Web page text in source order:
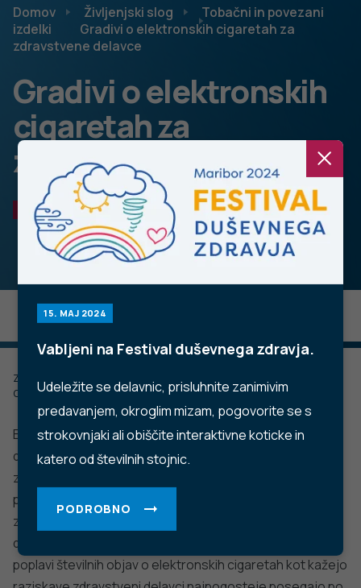
15. MAJ 2024
Vabljeni na Festival duševnega zdravja.
Udeležite se delavnic, prisluhnite zanimivim
predavanjem, okroglim mizam, pogovorite se s
strokovnjaki ali obiščite interaktivne koticke in
katero od številnih stojnic.
PODROBNO
Domov Življenjski slog
Tobačni in povezani
izdelki
Gradivi o elektronskih cigaretah za
zdravstvene delavce
Gradivi o elektronskih
cigaretah za
zdravstvene delavce
TOBAČNI IN POVEZANI IZDELKI
Zadnje posodobljeno: 16.12.2022
Objavljeno: 07.04.2020
Elektronske cigarete so novejši izdelki, namenjeni
dovajanju nikotina. Številne raziskave kažejo, da se
znaten delež zdravstvenih delavcev sooča z vprašanji
pacientov in potrebo po svetovanju glede različnih tem v
zvezi z elektronskimi cigaretami. Pri tem si zdravstveni
delavci pomagajo z informacijami iz različnih virov, v
poplavi številnih objav o elektronskih cigaretah kot kažejo